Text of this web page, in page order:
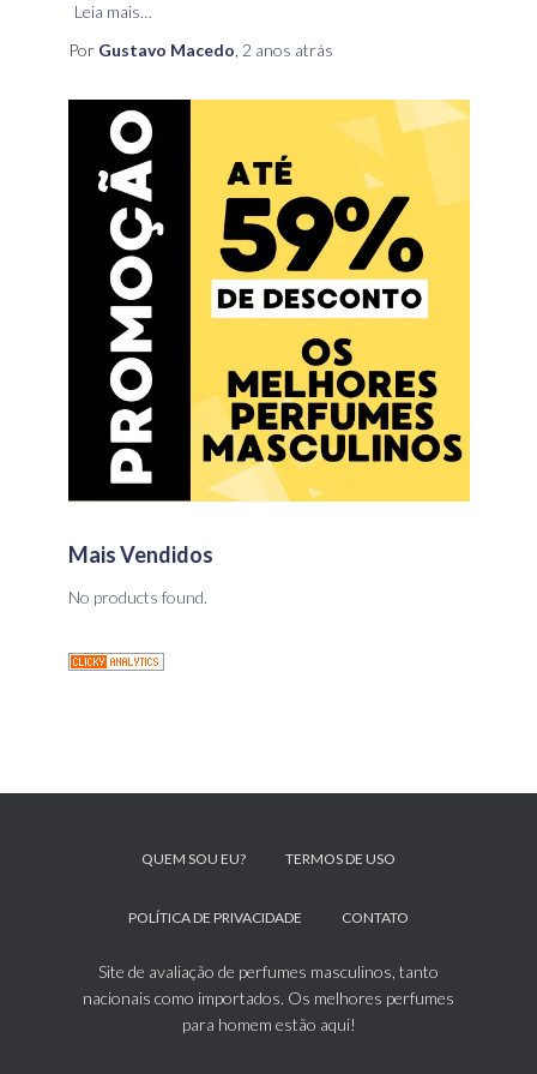
Leia mais…
Por Gustavo Macedo 2 anos atrás
Mais Vendidos
No products found.
QUEM SOU EU? TERMOS DE USO
POLÍTICA DE PRIVACIDADE CONTATO
Site de avaliação de perfumes masculinos, tanto
nacionais como importados. Os melhores perfumes
para homem estão aqui!